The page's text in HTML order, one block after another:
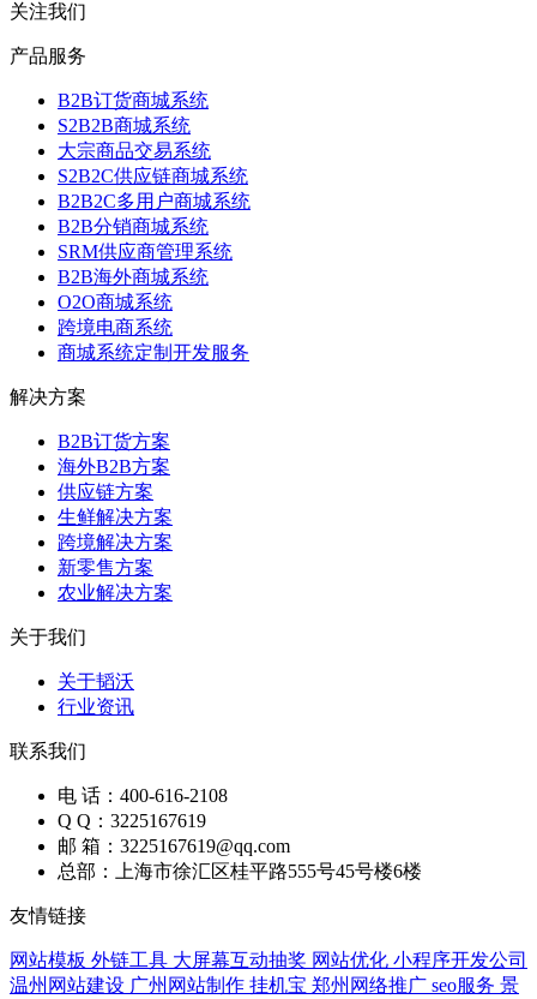
关注我们
产品服务
B2B订货商城系统
S2B2B商城系统
大宗商品交易系统
S2B2C供应链商城系统
B2B2C多用户商城系统
B2B分销商城系统
SRM供应商管理系统
B2B海外商城系统
O2O商城系统
跨境电商系统
商城系统定制开发服务
解决方案
B2B订货方案
海外B2B方案
供应链方案
生鲜解决方案
跨境解决方案
新零售方案
农业解决方案
关于我们
关于韬沃
行业资讯
联系我们
电 话：400-616-2108
Q Q：3225167619
邮 箱：3225167619@qq.com
总部：上海市徐汇区桂平路555号45号楼6楼
友情链接
网站模板 外链工具 大屏幕互动抽奖 网站优化 小程序开发公司
温州网站建设 广州网站制作 挂机宝 郑州网络推广 seo服务 景